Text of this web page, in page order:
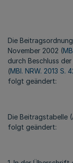
Die
November 2002 (
durch Beschluss
(MBl. NRW. 2013 S.
folgt geändert:
Die Beitragstabelle
folgt geändert: